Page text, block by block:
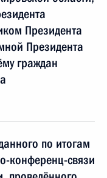
Президента
Президента
граждан
по итогам
конференц-связи